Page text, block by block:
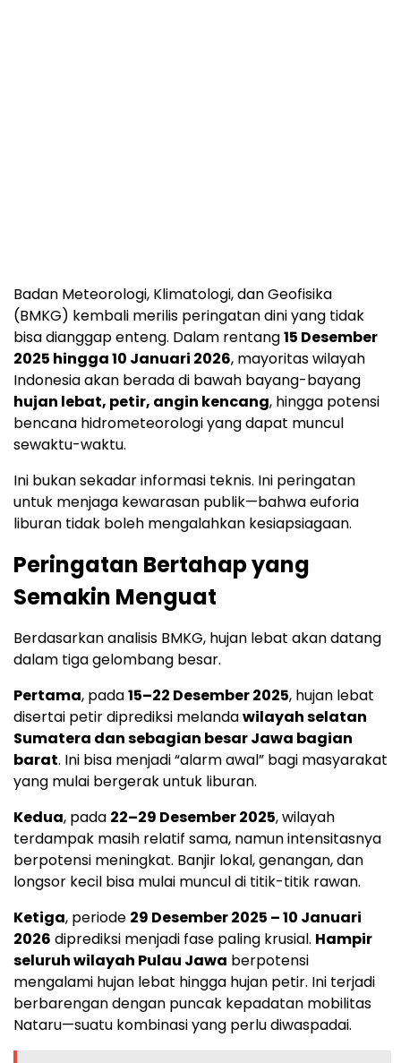
Badan Meteorologi, Klimatologi, dan Geofisika
(BMKG) kembali merilis peringatan dini yang tidak
bisa dianggap enteng. Dalam rentang15 Desember
2025 hingga 10 Januari 2026, mayoritas wilayah
Indonesia akan berada di bawah bayang-bayang
hujan lebat, petir, angin kencang, hingga potensi
bencana hidrometeorologi yang dapat muncul
sewaktu-waktu.
Ini bukan sekadar informasi teknis. Ini peringatan
untuk menjaga kewarasan publik—bahwa euforia
liburan tidak boleh mengalahkan kesiapsiagaan.
Peringatan Bertahap yang
Semakin Menguat
Berdasarkan analisis BMKG, hujan lebat akan datang
dalam tiga gelombang besar.
Pertama, pada15–22 Desember 2025, hujan lebat
disertai petir diprediksi melandawilayah selatan
Sumatera dan sebagian besar Jawa bagian
barat. Ini bisa menjadi “alarm awal” bagi masyarakat
yang mulai bergerak untuk liburan.
Kedua, pada 22–29 Desember 2025, wilayah
terdampak masih relatif sama, namun intensitasnya
berpotensi meningkat. Banjir lokal, genangan, dan
longsor kecil bisa mulai muncul di titik-titik rawan.
Ketiga, periode 29 Desember 2025 – 10 Januari
2026 diprediksi menjadi fase paling krusial. Hampir
seluruh wilayah Pulau Jawa berpotensi
mengalami hujan lebat hingga hujan petir. Ini terjadi
berbarengan dengan puncak kepadatan mobilitas
Nataru—suatu kombinasi yang perlu diwaspadai.